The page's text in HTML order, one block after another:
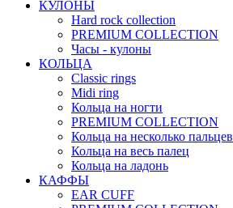
КУЛОНЫ
Hard rock collection
PREMIUM COLLECTION
Часы - кулоны
КОЛЬЦА
Classic rings
Midi ring
Кольца на ногти
PREMIUM COLLECTION
Кольца на несколько пальцев
Кольца на весь палец
Кольца на ладонь
КАФФЫ
EAR CUFF